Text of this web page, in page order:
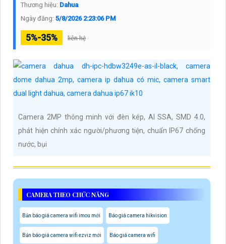
Thương hiệu: Dahua
Ngày đăng: 5/8/2026 2:23:06 PM
5%-35% liên hệ
Camera 2MP thông minh với đèn kép, AI SSA, SMD 4.0,
phát hiện chính xác người/phương tiện, chuẩn IP67 chống
nước, bụi
CAMERA THEO CHỨC NĂNG
Bản báo giá camera wifi imou mới Báo giá camera hikvision
Bản báo giá camera wifi ezviz mới Báo giá camera wifi